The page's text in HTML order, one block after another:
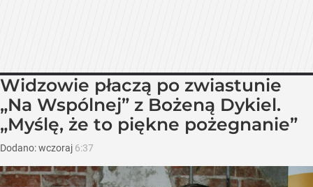
Widzowie płaczą po zwiastunie
„Na Wspólnej” z Bożeną Dykiel.
„Myślę, że to piękne pożegnanie”
Dodano:wczoraj 6:37